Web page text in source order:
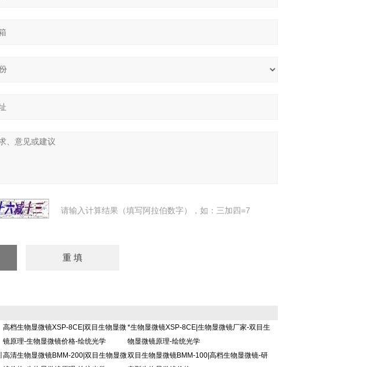
请输入计算结果（填写阿拉伯数字），如：三加四=7
高档生物显微镜XSP-8CE|双目生物显微
镜原理-生物显微镜价格-绘统光学
*生物显微镜XSP-8CE|生物显微镜厂家-双目生
物显微镜原理-绘统光学
高清生物显微镜BMM-200|双目生物显微双目生物显微镜BMM-100|高档生物显微镜-研